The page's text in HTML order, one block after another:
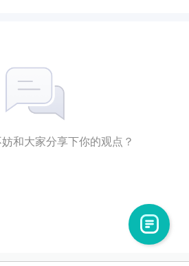
和大家分享下你的观点？